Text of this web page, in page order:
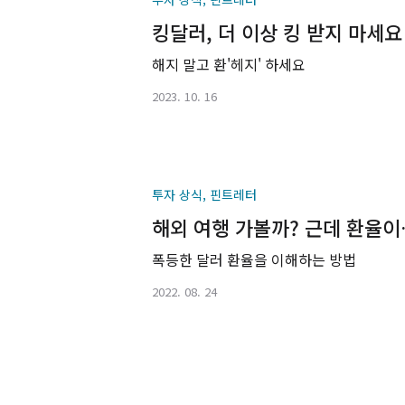
킹달러, 더 이상 킹 받지 마세요
해지 말고 환'헤지' 하세요
2023. 10. 16
투자 상식, 핀트레터
해외 여행 가볼까? 근데 환율
폭등한 달러 환율을 이해하는 방법
2022. 08. 24